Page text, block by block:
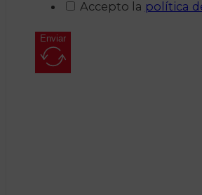
Accepto la política
Enviar